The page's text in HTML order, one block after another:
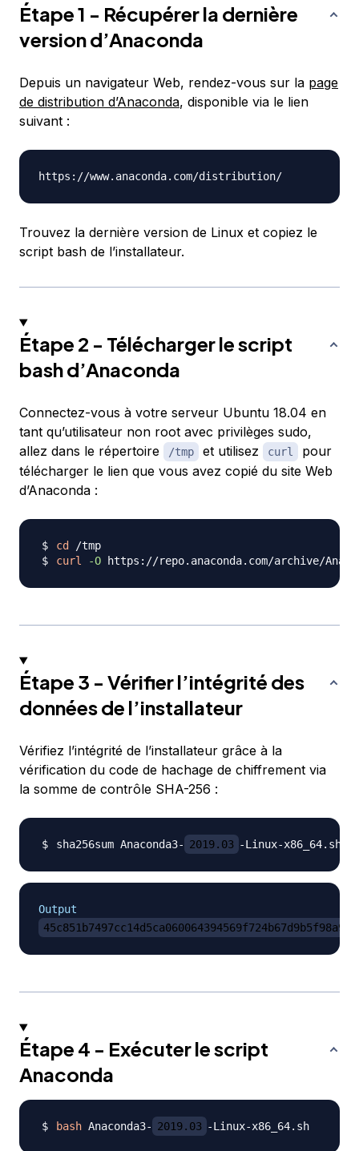
Étape 1 - Récupérer la dernière
version d’Anaconda
Depuis un navigateur Web, rendez-vous sur la page
de distribution d’Anaconda, disponible via le lien
suivant :
Trouvez la dernière version de Linux et copiez le
script bash de l’installateur.
Étape 2 - Télécharger le script
bash d’Anaconda
Connectez-vous à votre serveur Ubuntu 18.04 en
tant qu’utilisateur non root avec privilèges sudo,
allez dans le répertoire
/tmp et utilisez curl
pour
télécharger le lien que vous avez copié du site Web
d’Anaconda :
cd
curl
-O https://repo.anaconda.com/archive/
Étape 3 - Vérifier l’intégrité des
données de l’installateur
Vérifiez l’intégrité de l’installateur grâce à la
vérification du code de hachage de chiffrement via
la somme de contrôle SHA-256 :
sha256sum Anaconda3- 2019.03
Output
Étape 4 - Exécuter le script
Anaconda
bash Anaconda3- 2019.03